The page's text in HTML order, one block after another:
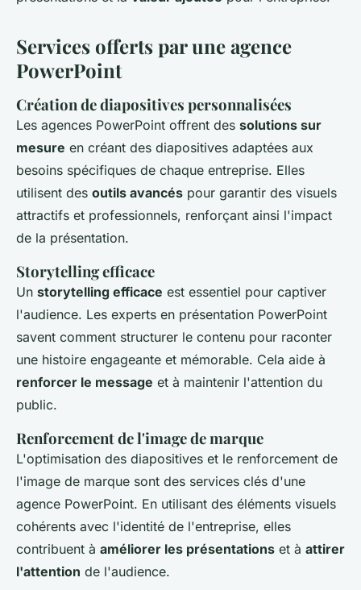
Services offerts par une agence
PowerPoint
Création de diapositives personnalisées
Les agences PowerPoint offrent des solutions sur
mesure en créant des diapositives adaptées aux
besoins spécifiques de chaque entreprise. Elles
utilisent des outils avancés pour garantir des visuels
attractifs et professionnels, renforçant ainsi l'impact
de la présentation.
Storytelling efficace
Un storytelling efficace est essentiel pour captiver
l'audience. Les experts en présentation PowerPoint
savent comment structurer le contenu pour raconter
une histoire engageante et mémorable. Cela aide à
renforcer le message et à maintenir l'attention du
public.
Renforcement de l'image de marque
L'optimisation des diapositives et le renforcement de
l'image de marque sont des services clés d'une
agence PowerPoint. En utilisant des éléments visuels
cohérents avec l'identité de l'entreprise, elles
contribuent à améliorer les présentations et à attirer
l'attention de l'audience.